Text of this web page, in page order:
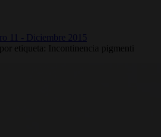
11 - Diciembre 2015
etiqueta: Incontinencia pigmenti